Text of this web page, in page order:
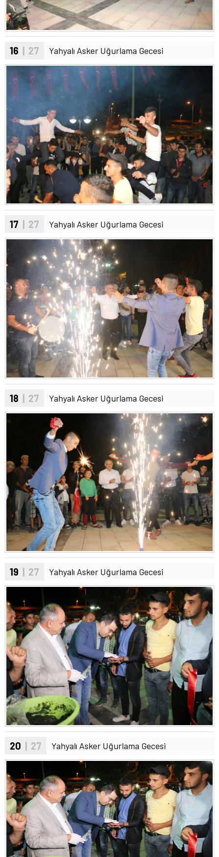
16 | 27 Yahyalı Asker Uğurlama Gecesi
17 | 27 Yahyalı Asker Uğurlama Gecesi
18 | 27 Yahyalı Asker Uğurlama Gecesi
19 | 27 Yahyalı Asker Uğurlama Gecesi
20 | 27 Yahyalı Asker Uğurlama Gecesi